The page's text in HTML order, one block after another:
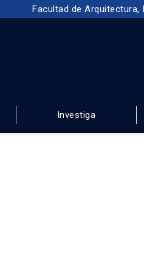
Facultad de Arquitectura,
Investiga